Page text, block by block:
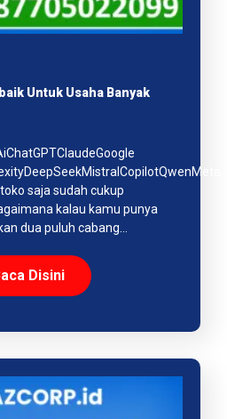
Untuk Usaha Banyak
saja sudah cukup
kalau kamu punya
dua puluh cabang…
Disini